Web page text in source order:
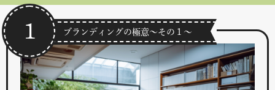
ブランディングの極意～その１～
1